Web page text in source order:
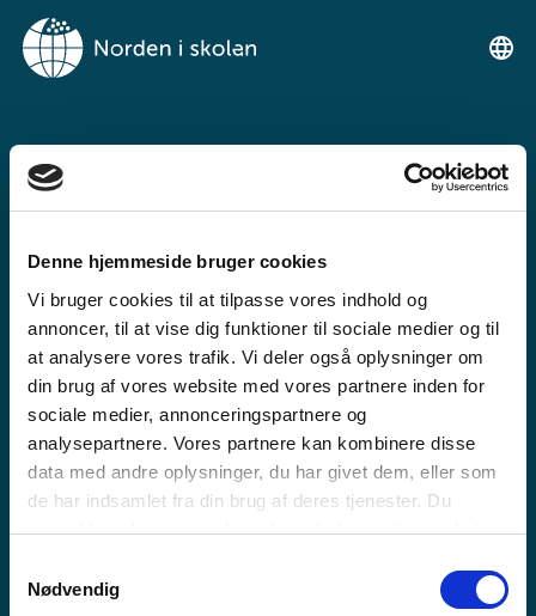
Denne hjemmeside bruger cookies
Vi bruger cookies til at tilpasse vores indhold og
annoncer, til at vise dig funktioner til sociale medier og til
at analysere vores trafik. Vi deler også oplysninger om
din brug af vores website med vores partnere inden for
sociale medier, annonceringspartnere og
analysepartnere. Vores partnere kan kombinere disse
data med andre oplysninger, du har givet dem, eller som
de har indsamlet fra din brug af deres tjenester. Du
samtykker til vores cookies, hvis du fortsætter med at
Nødvendig
VELKOMMEN TIL
NORDEN I SKOLEN
Ein gratis undervisningsplattform for
grunnskulen og den vidaregåande skule
GRUNNSKULE